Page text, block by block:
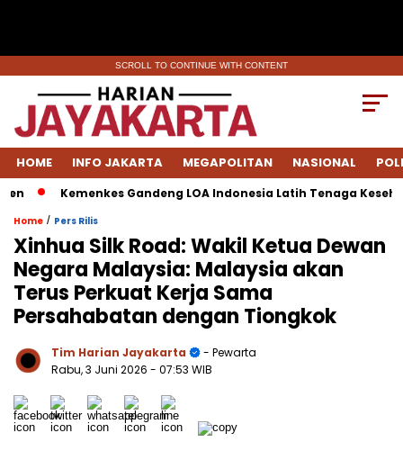
SCROLL TO CONTINUE WITH CONTENT
HOME INFO JAKARTA MEGAPOLITAN NASIONAL
Kemenkes Gandeng LOA Indonesia Latih Tenaga
Home / Pers Rilis
Xinhua Silk Road: Wakil Ketua Dewan
Negara Malaysia: Malaysia akan
Terus Perkuat Kerja Sama
Persahabatan dengan Tiongkok
Tim Harian Jayakarta
- Pewarta
Rabu, 3 Juni 2026 - 07:53 WIB